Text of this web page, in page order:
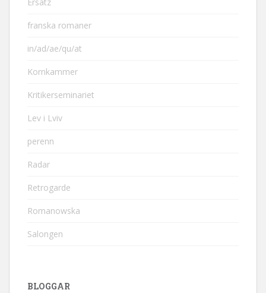
franska romaner
in/ad/ae/qu/at
Kornkammer
Kritikerseminariet
Lev i Lviv
perenn
Radar
Retrogarde
Romanowska
Salongen
BLOGGAR